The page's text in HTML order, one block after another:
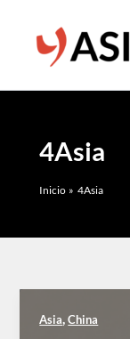
contenido
4Asia
Inicio 4Asia
Asia,China